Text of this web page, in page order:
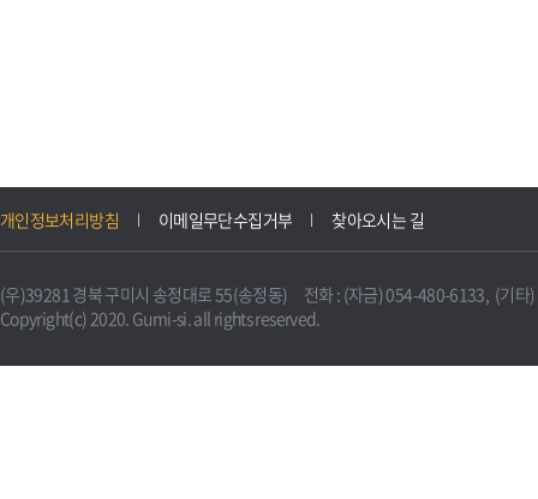
개인정보처리방침 이메일무단수집거부 찾아오시는 길
(우)39281 경북 구미시 송정대로 55(송정동) 전화 : (자금) 054-480-6133, (기타
Copyright(c) 2020. Gumi-si. all rights reserved.